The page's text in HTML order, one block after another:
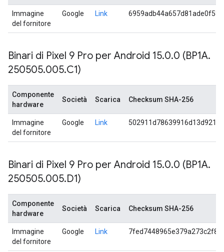
Immagine
del fornitore
Google Link
Binari di Pixel 9 Pro per Android 15.0.0 (BP1A.
250505.005.C1)
Componente
hardware
Società Scarica Checksum SHA-256
Immagine
del fornitore
Google Link
Binari di Pixel 9 Pro per Android 15.0.0 (BP1A.
250505.005.D1)
Componente
hardware
Società Scarica Checksum SHA-256
Immagine
del fornitore
Google Link